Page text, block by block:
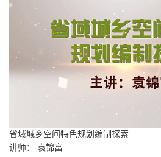
省域城乡空间特色规划编制探索
讲师： 袁锦富